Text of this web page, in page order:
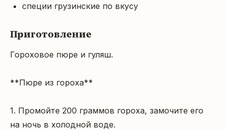
специи грузинские по вкусу
Приготовление
Гороховое пюре и гуляш.
**Пюре из гороха**
1. Промойте 200 граммов гороха, замочите его
на ночь в холодной воде.